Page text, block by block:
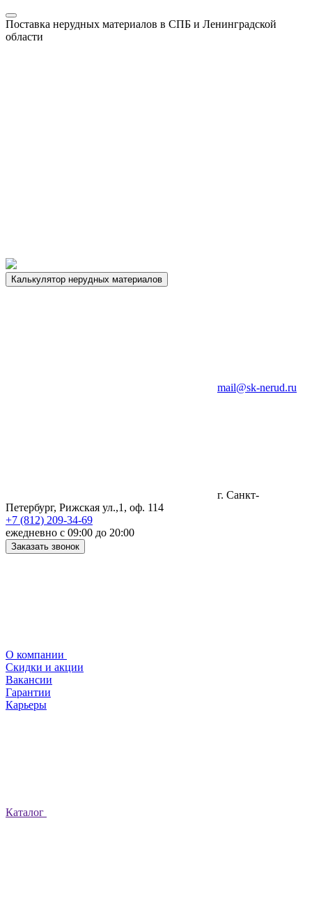
Поставка нерудных материалов в СПБ и Ленинградской
области
Калькулятор нерудных материалов
mail@sk-nerud.ru
г. Санкт-
Петербург, Рижская ул.,1, оф. 114
+7 (812) 209-34-69
ежедневно с 09:00 до 20:00
Заказать звонок
О компании
Скидки и акции
Вакансии
Гарантии
Карьеры
Каталог